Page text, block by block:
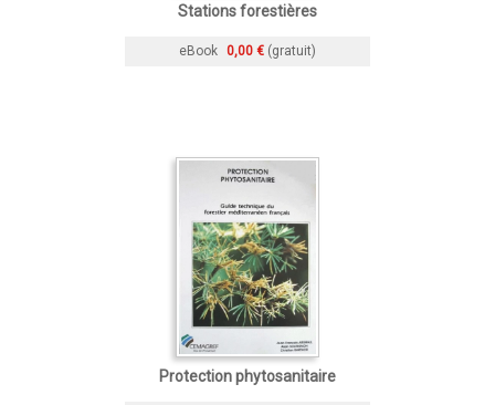
Stations forestières
eBook 0,00 € (gratuit)
Protection phytosanitaire